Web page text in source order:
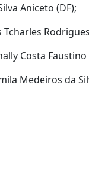
Aniceto (DF);
Costa Faustino
Medeiros da